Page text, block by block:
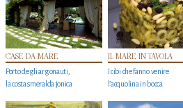
CASE DA MARE
Porto degli argonauti,
la costa smeralda jonica
IL MARE IN TAVOLA
I cibi che fanno venire
l’acquolina in bocca